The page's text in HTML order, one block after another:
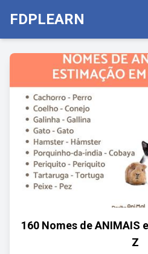
FDPLEARN
160 Nomes de ANIMAIS
Z